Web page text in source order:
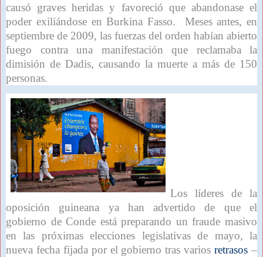
causó graves heridas y favoreció que abandonase el
poder exiliándose en Burkina Fasso. Meses antes, en
septiembre de 2009, las fuerzas del orden habían abierto
fuego contra una manifestación que reclamaba la
dimisión de Dadis, causando la muerte a más de 150
personas.
Los líderes de la
oposición guineana ya han advertido de que el
gobierno de Conde está preparando un fraude masivo
en las próximas elecciones legislativas de mayo, la
nueva fecha fijada por el gobierno tras variosretrasos –